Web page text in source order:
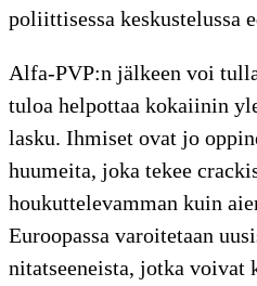
poliittisessa keskustelussa
Alfa-PVP:n jälkeen voi
tuloa helpottaa kokaiinin
lasku. Ihmiset ovat jo
huumeita, joka tekee
houkuttelevamman kuin
Euroopassa varoitetaan
nitatseeneista, jotka voivat